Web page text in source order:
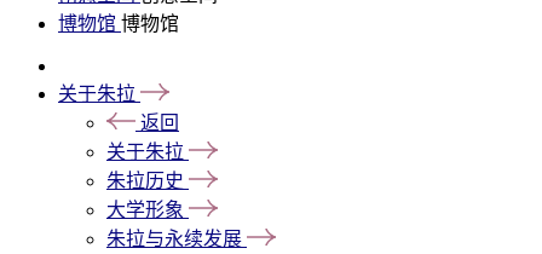
博物馆 博物馆
关于朱拉
返回
关于朱拉
朱拉历史
大学形象
朱拉与永续发展